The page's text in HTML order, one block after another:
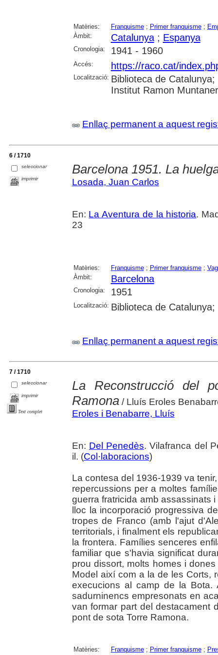
Matèries: Franquisme; Primer franquisme;
Àmbit:
Catalunya; Espanya
Cronologia: 1941 - 1960
Accés: https://raco.cat/
Localització: Biblioteca de
Institut Ramon
Enllaç permanent a aquest
6 / 1710
seleccionar
imprimir
Barcelona 1951. La
Losada, Juan Carlos
En: La Aventura de la historia.
23
Matèries: Franquisme; Primer franquisme;
Àmbit:
Barcelona
Cronologia: 1951
Localització: Biblioteca de
Enllaç permanent a aquest
7 / 1710
seleccionar
imprimir
Text complet
La Reconstrucció del
Ramona/ Lluís Eroles
Eroles i Benabarre, Lluís
En: Del Penedès. Vilafranca del
il. (Col·laboracions)
La contesa del 1936-1939 va
repercussions per a moltes
guerra fratricida amb assassinats
lloc la incorporació progressiva
tropes de Franco (amb l'ajut
territorials, i finalment els
la frontera. Famílies senceres
familiar que s'havia significat
prou dissort, molts homes i
Model així com a la de les Corts,
execucions al camp de la Bota.
sadurninencs empresonats en
van formar part del destacament
pont de sota Torre Ramona.
Matèries: Franquisme; Primer franquisme;